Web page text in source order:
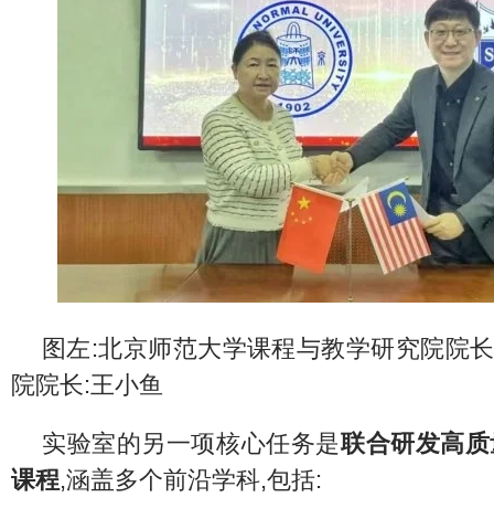
图左:北京师范大学课程与教学研究院院
院院长:王小鱼
实验室的另一项核心任务是联合研发高
课程,涵盖多个前沿学科,包括: